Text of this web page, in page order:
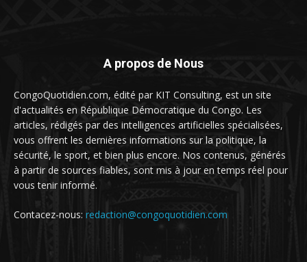
A propos de Nous
CongoQuotidien.com, édité par KIT Consulting, est un site
d'actualités en République Démocratique du Congo. Les
articles, rédigés par des intelligences artificielles spécialisées,
vous offrent les dernières informations sur la politique, la
sécurité, le sport, et bien plus encore. Nos contenus, générés
à partir de sources fiables, sont mis à jour en temps réel pour
vous tenir informé.
Contacez-nous: redaction@congoquotidien.com